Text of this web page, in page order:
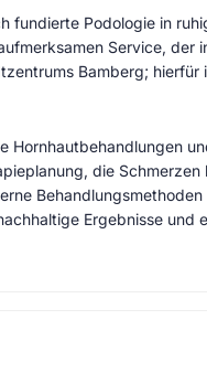
fundierte Podologie in
Service, der
Bamberg; hierfür
Hornhautbehandlungen
die
Ergebnisse und